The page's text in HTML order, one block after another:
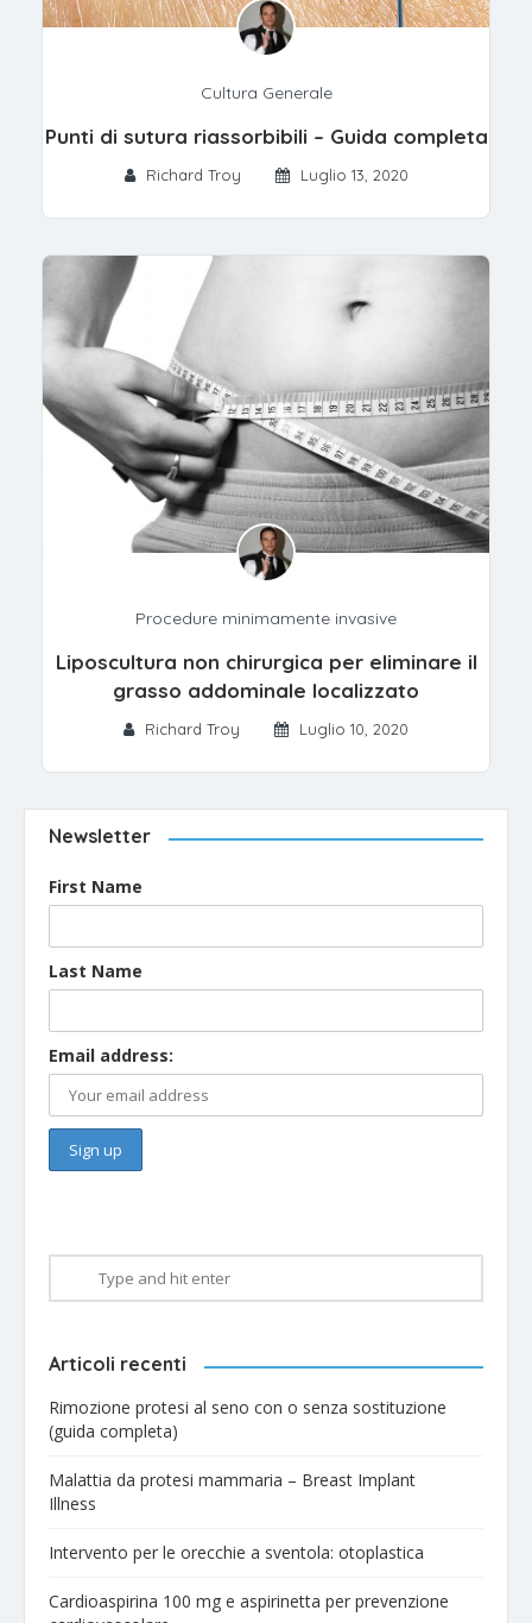
Cultura Generale
Punti di sutura riassorbibili – Guida completa
Richard Troy Luglio 13, 2020
Procedure minimamente invasive
Liposcultura non chirurgica per eliminare il
grasso addominale localizzato
Richard Troy Luglio 10, 2020
Newsletter
First Name
Last Name
Email address:
Articoli recenti
Rimozione protesi al seno con o senza sostituzione
(guida completa)
Malattia da protesi mammaria – Breast Implant
Illness
Intervento per le orecchie a sventola: otoplastica
Cardioaspirina 100 mg e aspirinetta per prevenzione